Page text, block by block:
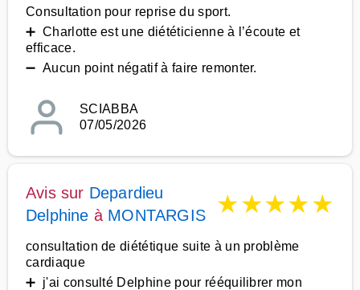
Consultation pour reprise du sport.
➕ Charlotte est une diététicienne à l’écoute et
efficace.
➖ Aucun point négatif à faire remonter.
SCIABBA
07/05/2026
Avis sur Depardieu
Delphine à MONTARGIS ★★★★★
consultation de diététique suite à un problème
cardiaque
➕ j'ai consulté Delphine pour rééquilibrer mon